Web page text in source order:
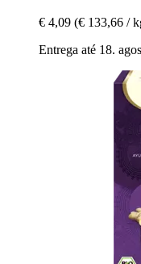
€ 4,09 (€ 133,66 /
Entrega até 18.